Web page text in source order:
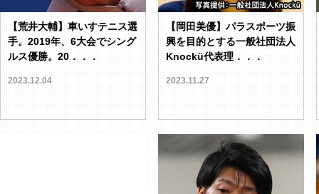
【荒井大輔】車いすテニス選
手。2019年、6大会でシング
ルス優勝。20．．．
2023.12.04
【岡田美優】パラスポーツ振
興を目的とする一般社団法人
Knockü代表理．．．
2023.11.27